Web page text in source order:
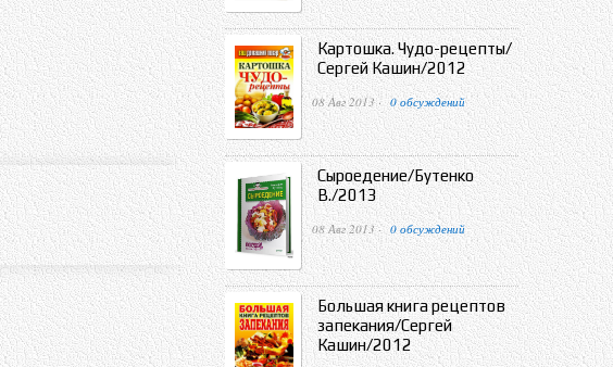
Картошка. Чудо-рецепты/
Сергей Кашин/2012
08 Авг 2013 · 0 обсуждений
Сыроедение/Бутенко
В./2013
08 Авг 2013 · 0 обсуждений
Большая книга рецептов
запекания/Сергей
Кашин/2012